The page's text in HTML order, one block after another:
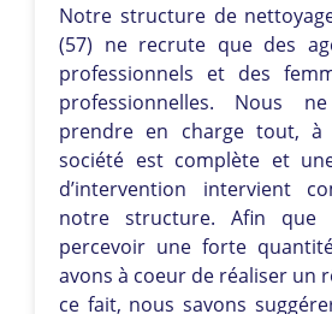
Notre structure de
(57) ne recrute que des
professionnels et des
professionnelles. Nous
prendre en charge tout,
société est complète et
d’intervention intervient
notre structure. Afin que
percevoir une forte
avons à coeur de réaliser un
ce fait, nous savons